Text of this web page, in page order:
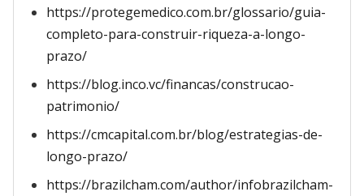
https://protegemedico.com.br/glossario/guia-
completo-para-construir-riqueza-a-longo-
prazo/
https://blog.inco.vc/financas/construcao-
patrimonio/
https://cmcapital.com.br/blog/estrategias-de-
longo-prazo/
https://brazilcham.com/author/infobrazilcham-